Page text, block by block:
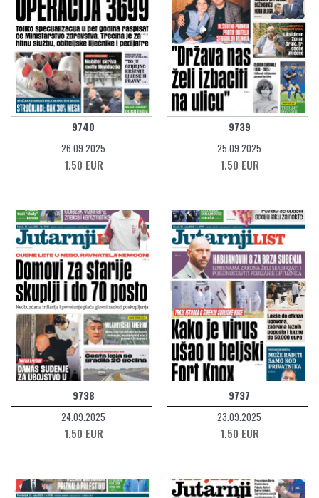
9740
26.09.2025
1.50 EUR
9739
25.09.2025
1.50 EUR
9738
24.09.2025
1.50 EUR
9737
23.09.2025
1.50 EUR